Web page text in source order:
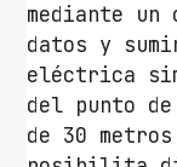
mediante
datos y
eléctrica
del punto
de 30